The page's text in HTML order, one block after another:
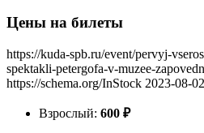
Цены на билеты
https://kuda-spb.ru/event/pervyj-
spektakli-petergofa-v-muzee-
https://schema.org/InStock 2023-08-
Взрослый: 600 ₽